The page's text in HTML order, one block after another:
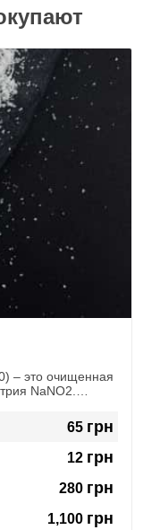
– это очищенная
NaNO2.
65 грн
12 грн
280 грн
1,100 грн